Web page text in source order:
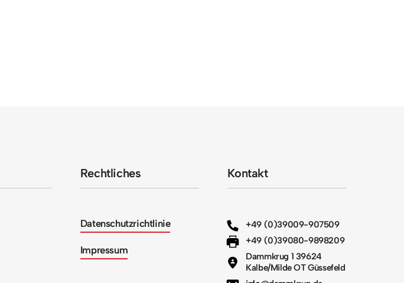
Rechtliches
Datenschutzrichtlinie
Impressum
Kontakt
+49 (0)39009-907509
+49 (0)39080-9898209
Dammkrug 1 39624
Kalbe/Milde OT Güssefeld